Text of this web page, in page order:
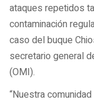
ataques repetidos
contaminación
caso del buque
secretario general
(OMI).
“Nuestra